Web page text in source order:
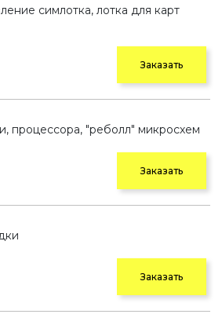
симлотка, лотка для карт
Заказать
процессора, "реболл" микросхем
Заказать
Заказать